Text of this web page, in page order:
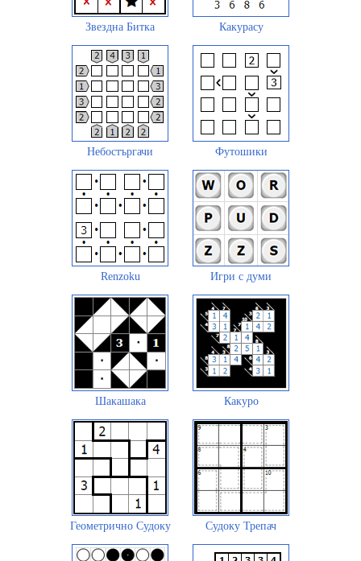
Звездна Битка Какурасу
Небостъргачи Футошики
Renzoku Игри с думи
Шакашака Какуро
Геометрично Судоку Судоку Трепач